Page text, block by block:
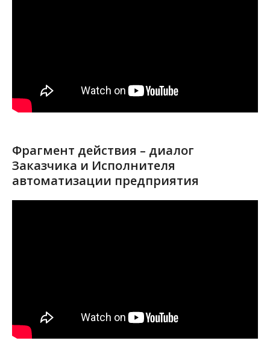
Фрагмент действия – диалог
Заказчика и Исполнителя
автоматизации предприятия